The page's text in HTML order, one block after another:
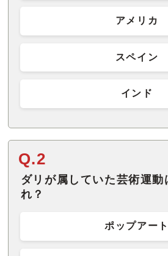
アメリカ
スペイン
インド
Q.2
ダリが属していた芸術運動
れ？
ポップアート